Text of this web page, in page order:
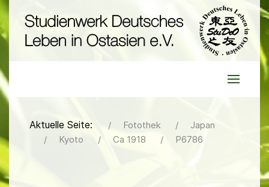
Aktuelle Seite: Fotothek
Japan
Kyoto
Ca 1918 P6786